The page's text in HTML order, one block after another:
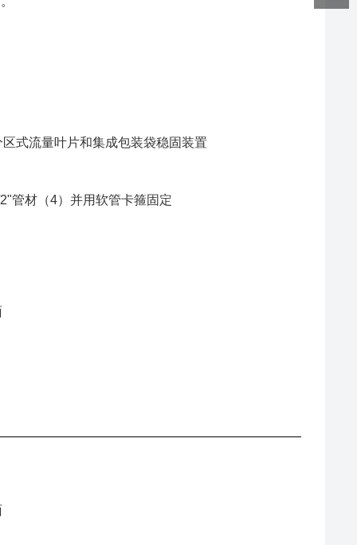
式流量叶片和集成包装袋稳固装置
管材（4）并用软管卡箍固定